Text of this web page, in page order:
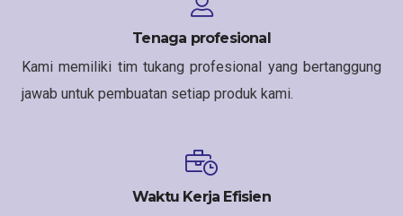
Tenaga profesional
Kami memiliki tim tukang profesional yang bertanggung
jawab untuk pembuatan setiap produk kami.
Waktu Kerja Efisien